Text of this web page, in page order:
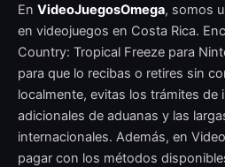
En VideoJuegosOmega, somos
en videojuegos en Costa Rica.
Country: Tropical Freeze para
para que lo recibas o retires sin
localmente, evitas los trámites
adicionales de aduanas y las
internacionales. Además, en
pagar con los métodos